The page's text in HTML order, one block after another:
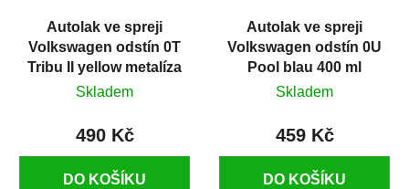
Autolak ve spreji
Volkswagen odstín 0T
Tribu II yellow metalíza
375 ml
Skladem
490 Kč
DO KOŠÍKU
Autolak ve spreji
Volkswagen odstín 0U
Pool blau 400 ml
Skladem
459 Kč
DO KOŠÍKU